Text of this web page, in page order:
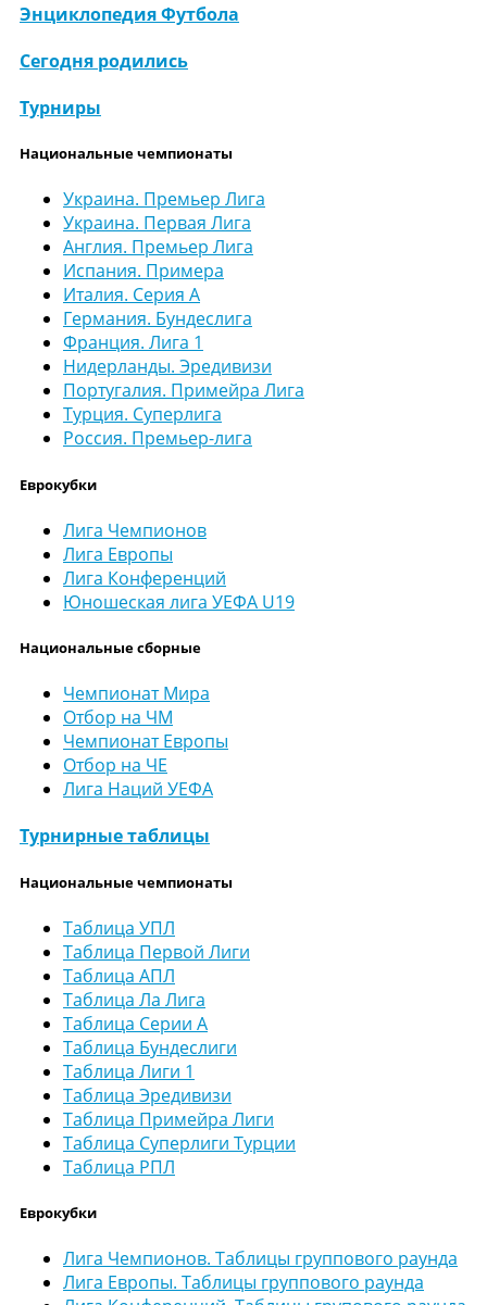
Энциклопедия Футбола
Сегодня родились
Турниры
Национальные чемпионаты
Украина. Премьер Лига
Украина. Первая Лига
Англия. Премьер Лига
Испания. Примера
Италия. Серия А
Германия. Бундеслига
Франция. Лига 1
Нидерланды. Эредивизи
Португалия. Примейра Лига
Турция. Суперлига
Россия. Премьер-лига
Еврокубки
Лига Чемпионов
Лига Европы
Лига Конференций
Юношеская лига УЕФА U19
Национальные сборные
Чемпионат Мира
Отбор на ЧМ
Чемпионат Европы
Отбор на ЧЕ
Лига Наций УЕФА
Турнирные таблицы
Национальные чемпионаты
Таблица УПЛ
Таблица Первой Лиги
Таблица АПЛ
Таблица Ла Лига
Таблица Серии А
Таблица Бундеслиги
Таблица Лиги 1
Таблица Эредивизи
Таблица Примейра Лиги
Таблица Суперлиги Турции
Таблица РПЛ
Еврокубки
Лига Чемпионов. Таблицы группового раунда
Лига Европы. Таблицы группового раунда